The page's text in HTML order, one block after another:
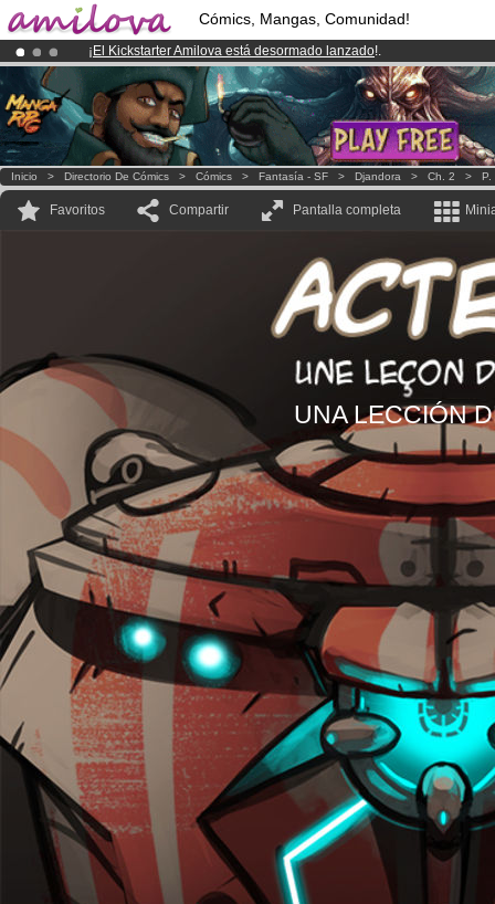
Cómics, Mangas, Comunidad!
¡ El Kickstarter Amilova está desormado lanzado!.
¡Conviertete en Premium por3.95 eurosal mes!Hazte Premium ya
¡Ya tenemos 100000miembrosy 1000 Cómics y Mangas!.
Inicio > Directorio De Cómics > Cómics > Fantasía - SF > Djandora > Ch. 2 > P.
Favoritos Compartir Pantalla completa
UNA LECCIÓN